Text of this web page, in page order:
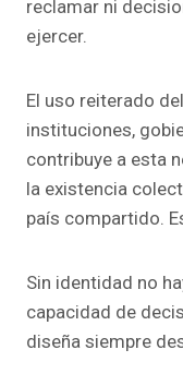
reclamar ni
ejercer.
El uso reiterado
instituciones,
contribuye a esta
la existencia
país compartido.
Sin identidad no
capacidad de
diseña siempre